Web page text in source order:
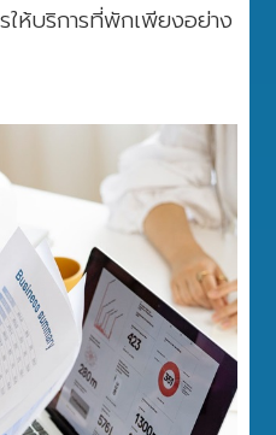
ให้บริการที่พักเพียงอย่าง